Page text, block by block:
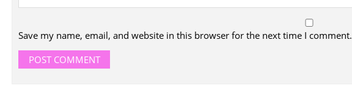
Save my name, email, and website in this browser for the next time I comment.